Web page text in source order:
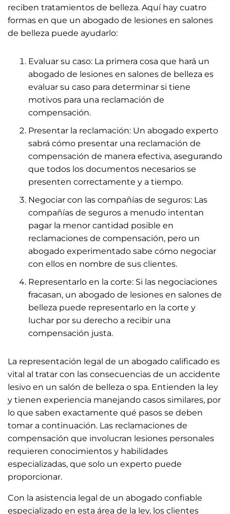
reciben tratamientos de belleza. Aquí hay cuatro
formas en que un abogado de lesiones en salones
de belleza puede ayudarlo:
Evaluar su caso: La primera cosa que hará un
abogado de lesiones en salones de belleza es
evaluar su caso para determinar si tiene
motivos para una reclamación de
compensación.
Presentar la reclamación: Un abogado experto
sabrá cómo presentar una reclamación de
compensación de manera efectiva, asegurando
que todos los documentos necesarios se
presenten correctamente y a tiempo.
Negociar con las compañías de seguros: Las
compañías de seguros a menudo intentan
pagar la menor cantidad posible en
reclamaciones de compensación, pero un
abogado experimentado sabe cómo negociar
con ellos en nombre de sus clientes.
Representarlo en la corte: Si las negociaciones
fracasan, un abogado de lesiones en salones de
belleza puede representarlo en la corte y
luchar por su derecho a recibir una
compensación justa.
La representación legal de un abogado calificado es
vital al tratar con las consecuencias de un accidente
lesivo en un salón de belleza o spa. Entienden la ley
y tienen experiencia manejando casos similares, por
lo que saben exactamente qué pasos se deben
tomar a continuación. Las reclamaciones de
compensación que involucran lesiones personales
requieren conocimientos y habilidades
especializadas, que solo un experto puede
proporcionar.
Con la asistencia legal de un abogado confiable
especializado en esta área de la ley, los clientes